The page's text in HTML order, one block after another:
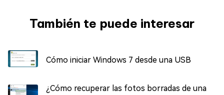
También te puede interesar
Cómo iniciar Windows 7 desde una USB
¿Cómo recuperar las fotos borradas de una